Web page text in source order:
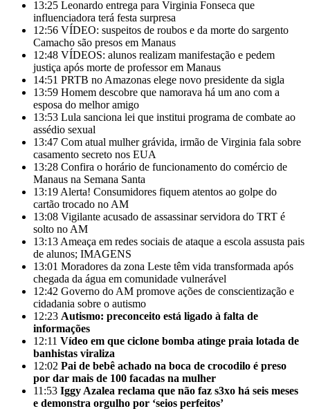
13:25 Leonardo entrega para Virginia Fonseca que
influenciadora terá festa surpresa
12:56 VÍDEO: suspeitos de roubos e da morte do sargento
Camacho são presos em Manaus
12:48 VÍDEOS: alunos realizam manifestação e pedem
justiça após morte de professor em Manaus
14:51 PRTB no Amazonas elege novo presidente da sigla
13:59 Homem descobre que namorava há um ano com a
esposa do melhor amigo
13:53 Lula sanciona lei que institui programa de combate ao
assédio sexual
13:47 Com atual mulher grávida, irmão de Virginia fala sobre
casamento secreto nos EUA
13:28 Confira o horário de funcionamento do comércio de
Manaus na Semana Santa
13:19 Alerta! Consumidores fiquem atentos ao golpe do
cartão trocado no AM
13:08 Vigilante acusado de assassinar servidora do TRT é
solto no AM
13:13 Ameaça em redes sociais de ataque a escola assusta pais
de alunos; IMAGENS
13:01 Moradores da zona Leste têm vida transformada após
chegada da água em comunidade vulnerável
12:42 Governo do AM promove ações de conscientização e
cidadania sobre o autismo
12:23 Autismo: preconceito está ligado à falta de
informações
12:11 Vídeo em que ciclone bomba atinge praia lotada de
banhistas viraliza
12:02 Pai de bebê achado na boca de crocodilo é preso
por dar mais de 100 facadas na mulher
11:53 Iggy Azalea reclama que não faz s3xo há seis meses
e demonstra orgulho por ‘seios perfeitos’